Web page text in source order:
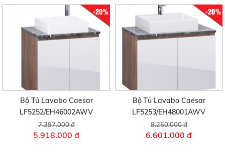
-20%
Bộ Tủ Lavabo Caesar
LF5252/EH46002AWV
7.397.000 đ
5.918.000 đ
-20%
Bộ Tủ Lavabo Caesar
LF5253/EH48001AWV
8.250.000 đ
6.601.000 đ